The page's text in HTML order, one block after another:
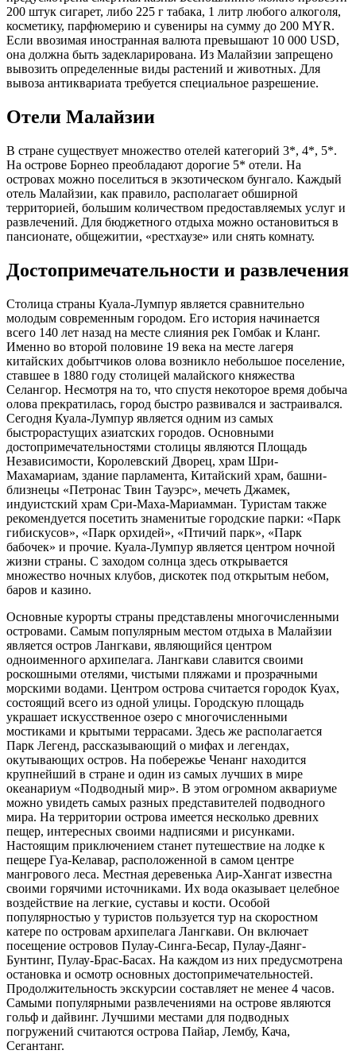
200 штук сигарет, либо 225 г табака, 1 литр любого алкоголя,
косметику, парфюмерию и сувениры на сумму до 200 MYR.
Если ввозимая иностранная валюта превышают 10 000 USD,
она должна быть задекларирована. Из Малайзии запрещено
вывозить определенные виды растений и животных. Для
вывоза антиквариата требуется специальное разрешение.
Отели Малайзии
В стране существует множество отелей категорий 3*, 4*, 5*.
На острове Борнео преобладают дорогие 5* отели. На
островах можно поселиться в экзотическом бунгало. Каждый
отель Малайзии, как правило, располагает обширной
территорией, большим количеством предоставляемых услуг и
развлечений. Для бюджетного отдыха можно остановиться в
пансионате, общежитии, «рестхаузе» или снять комнату.
Достопримечательности и развлечения
Столица страны Куала-Лумпур является сравнительно
молодым современным городом. Его история начинается
всего 140 лет назад на месте слияния рек Гомбак и Кланг.
Именно во второй половине 19 века на месте лагеря
китайских добытчиков олова возникло небольшое поселение,
ставшее в 1880 году столицей малайского княжества
Селангор. Несмотря на то, что спустя некоторое время добыча
олова прекратилась, город быстро развивался и застраивался.
Сегодня Куала-Лумпур является одним из самых
быстрорастущих азиатских городов. Основными
достопримечательностями столицы являются Площадь
Независимости, Королевский Дворец, храм Шри-
Махамариам, здание парламента, Китайский храм, башни-
близнецы «Петронас Твин Тауэрс», мечеть Джамек,
индуистский храм Сри-Маха-Мариамман. Туристам также
рекомендуется посетить знаменитые городские парки: «Парк
гибискусов», «Парк орхидей», «Птичий парк», «Парк
бабочек» и прочие. Куала-Лумпур является центром ночной
жизни страны. С заходом солнца здесь открывается
множество ночных клубов, дискотек под открытым небом,
баров и казино.
Основные курорты страны представлены многочисленными
островами. Самым популярным местом отдыха в Малайзии
является остров Лангкави, являющийся центром
одноименного архипелага. Лангкави славится своими
роскошными отелями, чистыми пляжами и прозрачными
морскими водами. Центром острова считается городок Куах,
состоящий всего из одной улицы. Городскую площадь
украшает искусственное озеро с многочисленными
мостиками и крытыми террасами. Здесь же располагается
Парк Легенд, рассказывающий о мифах и легендах,
окутывающих остров. На побережье Ченанг находится
крупнейший в стране и один из самых лучших в мире
океанариум «Подводный мир». В этом огромном аквариуме
можно увидеть самых разных представителей подводного
мира. На территории острова имеется несколько древних
пещер, интересных своими надписями и рисунками.
Настоящим приключением станет путешествие на лодке к
пещере Гуа-Келавар, расположенной в самом центре
мангрового леса. Местная деревенька Аир-Хангат известна
своими горячими источниками. Их вода оказывает целебное
воздействие на легкие, суставы и кости. Особой
популярностью у туристов пользуется тур на скоростном
катере по островам архипелага Лангкави. Он включает
посещение островов Пулау-Синга-Бесар, Пулау-Даянг-
Бунтинг, Пулау-Брас-Басах. На каждом из них предусмотрена
остановка и осмотр основных достопримечательностей.
Продолжительность экскурсии составляет не менее 4 часов.
Самыми популярными развлечениями на острове являются
гольф и дайвинг. Лучшими местами для подводных
погружений считаются острова Пайар, Лембу, Кача,
Сегантанг.